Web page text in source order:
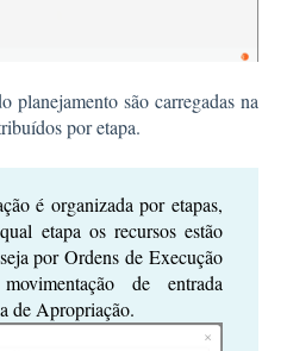
planejamento são carregadas na
por etapa.
é organizada por etapas,
etapa os recursos estão
por Ordens de Execução
de entrada
de Apropriação.